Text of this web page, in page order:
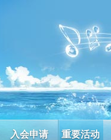
入会申请 重要活动